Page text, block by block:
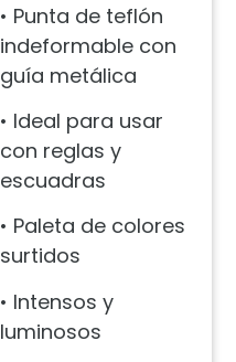
• Punta de teflón
indeformable con
guía metálica
• Ideal para usar
con reglas y
escuadras
• Paleta de colores
surtidos
• Intensos y
luminosos